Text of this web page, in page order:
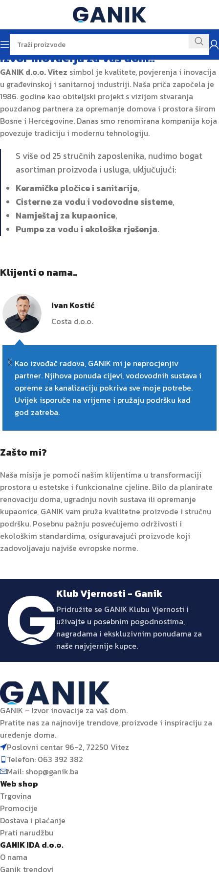
Izvor inovacija za vaš dom..
GANIK d.o.o. Vitez simbol je kvalitete, povjerenja i inovacija
u građevinskoj i sanitarnoj industriji. Naša priča započela je
1986. godine kao obiteljski projekt s vizijom stvaranja
pouzdanog partnera za opremanje domova i prostora širom
Bosne i Hercegovine. Danas smo renomirana kompanija koja
povezuje tradiciju i modernu tehnologiju.
S više od 25 stručnih zaposlenika, nudimo bogat
asortiman proizvoda i usluga, uključujući:
Keramičke pločice i sanitarije,
Cisterne za vodu i vodovodne sisteme,
Namještaj za kupaonice,
Pumpe za vodu i ekološka rješenja.
Klijenti o nama..
Ivan Kostić
Costa d.o.o.
Kao izvođač radova, GANIK mi je neprocjenjiv
partner. Njihova ponuda cijevi, vodovodnih sustava i
opreme za kanalizaciju pokriva sve moje potrebe.
Uvijek isporuče na vrijeme i pružaju podršku kad
god zatreba.
Zašto mi?
Naša misija je pomoći našim klijentima u transformaciji
prostora u estetske i funkcionalne cjeline. Bilo da planirate
renovaciju doma, ugradnju novih sustava ili opremanje
kupaonice, GANIK vam pruža kvalitetne proizvode i stručnu
podršku. Posebnu pažnju posvećujemo održivosti i
ekološkim standardima, osiguravajući proizvode koji
zadovoljavaju najviše evropske norme.
Klub Vjernosti - Ganik
Pridružite se GANIK Klubu Vjernosti i
uživajte u posebnim pogodnostima,
nagradama i ekskluzivnim ponudama za
naše najvjernije kupce.
GANIK – Izvor inovacije za vaš dom.
Pratite nas za najnovije trendove, proizvode i inspiraciju za
uređenje doma.
Poslovni centar 96-2, 72250 Vitez
Telefon: 063 392 382
Mail: shop@ganik.ba
Web shop
Trgovina
Promocije
Dostava i plaćanje
Prati narudžbu
GANIK IDA d.o.o.
O nama
Ganik trendovi